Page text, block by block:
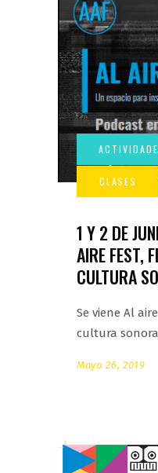
1 Y 2 DE
AIRE FEST,
CULTURA
Se viene Al
cultura sonora
Mayo 26, 2019